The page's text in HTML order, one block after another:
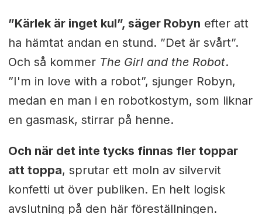
”Kärlek är inget kul”, säger Robyn efter att
ha hämtat andan en stund. ”Det är svårt”.
Och så kommer The Girl and the Robot.
”I'm in love with a robot”, sjunger Robyn,
medan en man i en robotkostym, som liknar
en gasmask, stirrar på henne.
Och när det inte tycks finnas fler toppar
att toppa, sprutar ett moln av silvervit
konfetti ut över publiken. En helt logisk
avslutning på den här föreställningen.